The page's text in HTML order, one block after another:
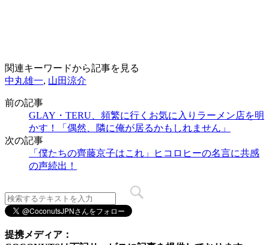
関連キーワードから記事を見る
中丸雄一, 山田涼介
前の記事
GLAY・TERU、頻繁に行くお気に入りラーメン店を明
かす！「偶然、隣に俺が居るかもしれません」
次の記事
「僕たちの齊藤京子はこれ」ヒコロヒーの名言に共感
の声続出！
提携メディア：